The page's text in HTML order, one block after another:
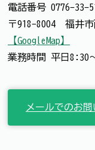
電話番号 0776-33-
〒918-8004 福井
【GoogleMap】
業務時間 平日8:30
メールでのお